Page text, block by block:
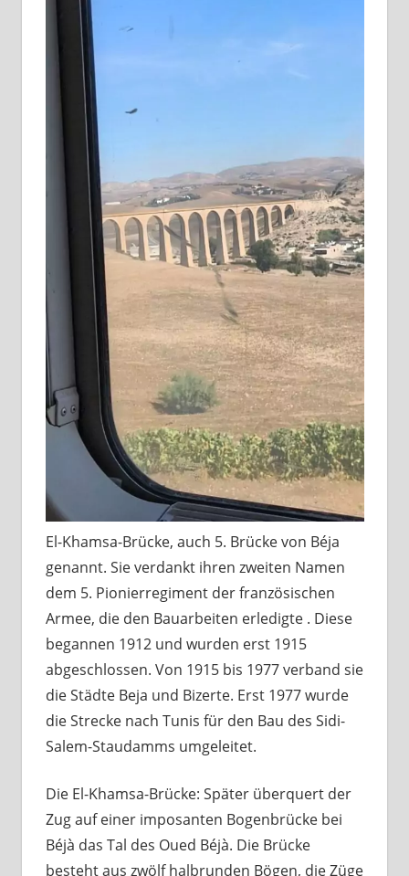
El-Khamsa-Brücke, auch 5. Brücke von Béja
genannt. Sie verdankt ihren zweiten Namen
dem 5. Pionierregiment der französischen
Armee, die den Bauarbeiten erledigte . Diese
begannen 1912 und wurden erst 1915
abgeschlossen. Von 1915 bis 1977 verband sie
die Städte Beja und Bizerte. Erst 1977 wurde
die Strecke nach Tunis für den Bau des Sidi-
Salem-Staudamms umgeleitet.
Die El-Khamsa-Brücke: Später überquert der
Zug auf einer imposanten Bogenbrücke bei
Béjà das Tal des Oued Béjà. Die Brücke
besteht aus zwölf halbrunden Bögen, die Züge